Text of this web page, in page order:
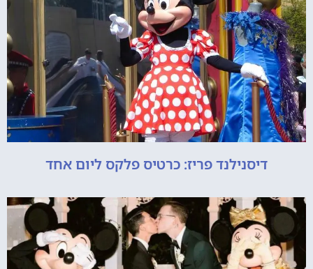
דיסנילנד פריז: כרטיס פלקס ליום אחד